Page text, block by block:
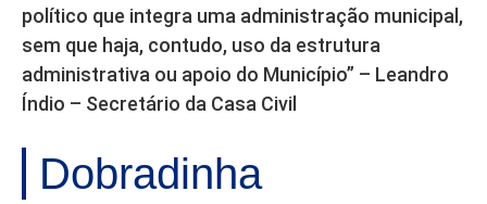
político que integra uma administração municipal,
sem que haja, contudo, uso da estrutura
administrativa ou apoio do Município” – Leandro
Índio – Secretário da Casa Civil
Dobradinha